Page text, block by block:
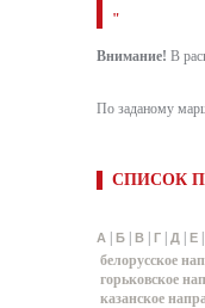
"
Внимание! В
По заданому
СПИСОК
А Б В Г Д Е
белорусское
горьковское
казанское